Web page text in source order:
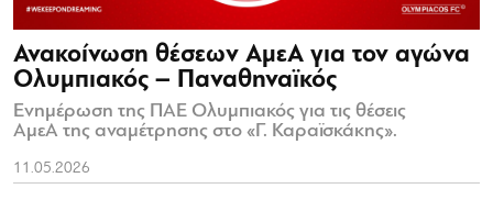
Ανακοίνωση θέσεων ΑμεΑ για τον αγώνα
Ολυμπιακός – Παναθηναϊκός
Ενημέρωση της ΠΑΕ Ολυμπιακός για τις θέσεις
ΑμεΑ της αναμέτρησης στο «Γ. Καραϊσκάκης».
11.05.2026